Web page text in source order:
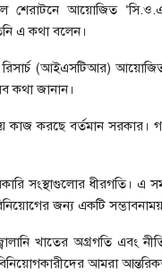
শেরাটনে আয়োজিত
এ কথা বলেন।
রিসার্চ (আইএসটিআর)
কথা জানান।
কাজ করছে বর্তমান
সংস্থাগুলোর ধীরগতি। এ
জন্য একটি সম্ভাবনাময়
খাতের অগ্রগতি এবং
আমরা